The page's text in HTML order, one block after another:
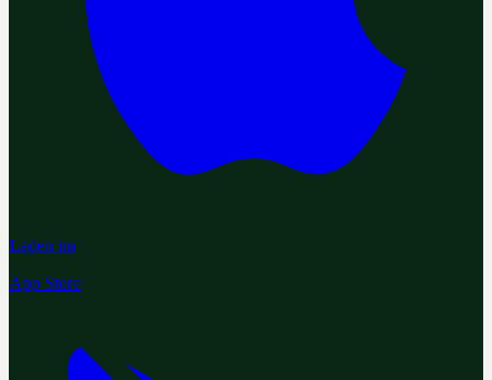
Laden im
App Store